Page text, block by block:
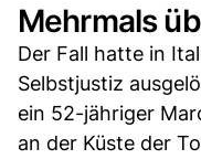
Mehrmals
Der Fall hatte in
Selbstjustiz
ein 52-jähriger
an der Küste der